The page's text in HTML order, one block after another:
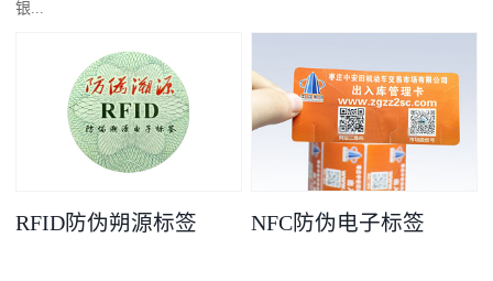
银...
凸码，金/银底
RFID防伪朔源标签 NFC防伪电子标签